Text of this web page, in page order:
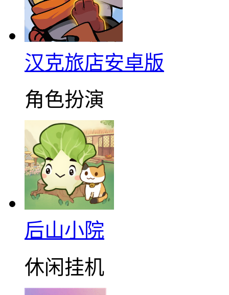
汉克旅店安卓版
角色扮演
后山小院
休闲挂机